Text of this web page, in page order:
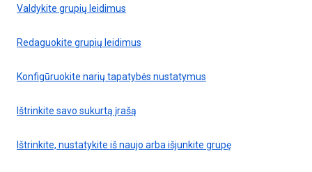
Valdykite grupių leidimus
Redaguokite grupių leidimus
Konfigūruokite narių tapatybės nustatymus
Ištrinkite savo sukurtą įrašą
Ištrinkite, nustatykite iš naujo arba išjunkite grupę